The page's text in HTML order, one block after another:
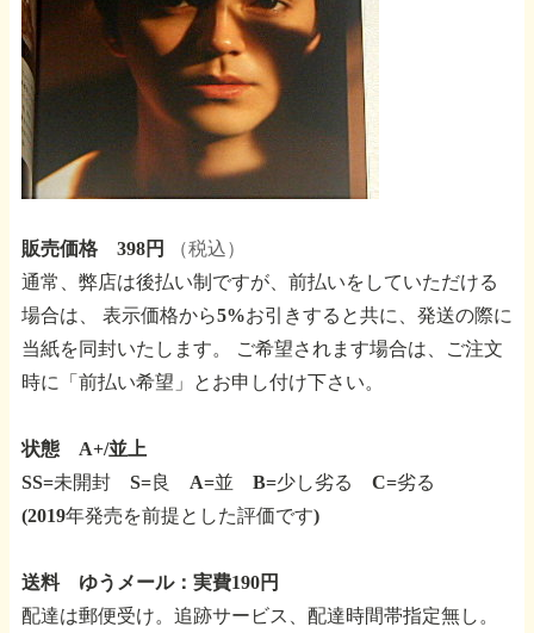
販売価格 398円
（税込）
通常、弊店は後払い制ですが、前払いをしていただける
場合は、
表示価格から5%お引きすると共に、発送の際に
当紙を同封いたします。
ご希望されます場合は、ご注文
時に「前払い希望」とお申し付け下さい。
状態 A+/並上
SS=未開封 S=良 A=並 B=少し劣る C=劣る
(2019年発売を前提とした評価です)
送料 ゆうメール：実費190円
配達は郵便受け。追跡サービス、配達時間帯指定無し。